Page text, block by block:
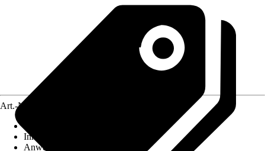
Art.-Nr.
Inhalt
Anwendung